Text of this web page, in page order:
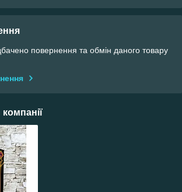
повернення та обмін даного товару